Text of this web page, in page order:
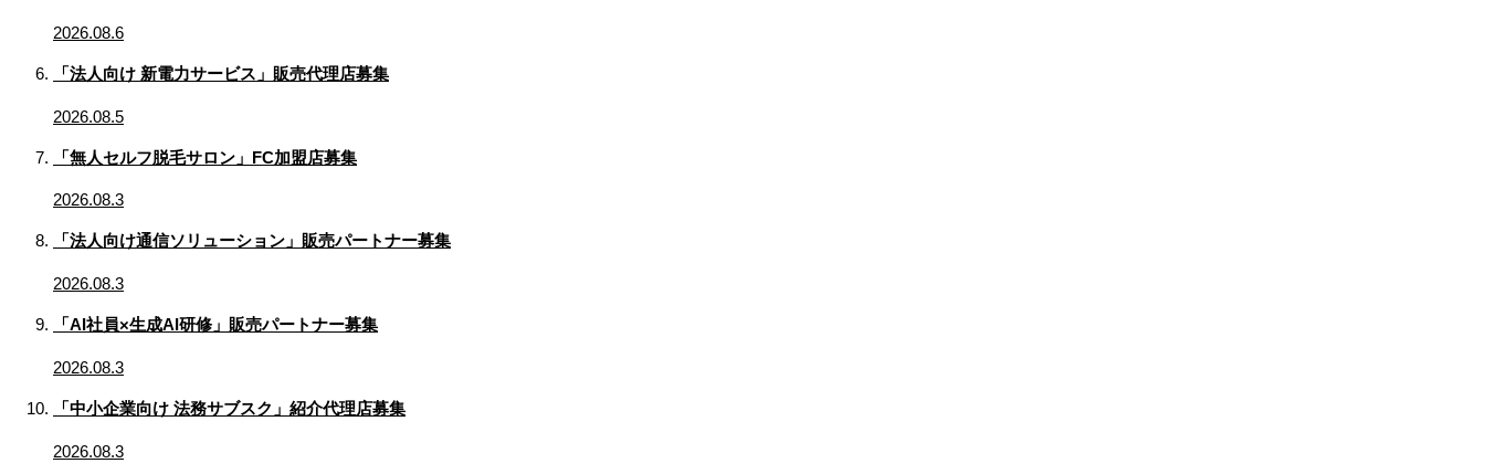
2026.08.6
「法人向け 新電力サービス」販売代理店募集
2026.08.5
「無人セルフ脱毛サロン」FC加盟店募集
2026.08.3
「法人向け通信ソリューション」販売パートナー募集
2026.08.3
「AI社員×生成AI研修」販売パートナー募集
2026.08.3
「中小企業向け 法務サブスク」紹介代理店募集
2026.08.3